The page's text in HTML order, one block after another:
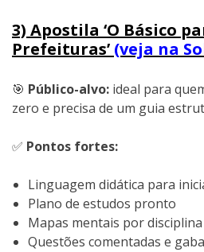
3) Apostila ‘O Básico
Prefeituras’ (veja na
🎯 Público-alvo: ideal para
zero e precisa de um guia
✅ Pontos fortes:
Linguagem didática para
Plano de estudos pronto
Mapas mentais por disciplina
Questões comentadas e